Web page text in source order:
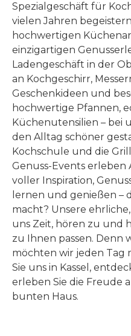
Spezialgeschäft für
vielen Jahren
hochwertigen
einzigartigen
Ladengeschäft in der
an Kochgeschirr,
Geschenkideen und
hochwertige Pfannen,
Küchenutensilien – bei
den Alltag schöner
Kochschule und die
Genuss-Events
voller Inspiration,
lernen und genießen –
macht? Unsere
uns Zeit, hören zu und
zu Ihnen passen. Denn
möchten wir jeden Tag
Sie uns in Kassel,
erleben Sie die Freude
bunten Haus.